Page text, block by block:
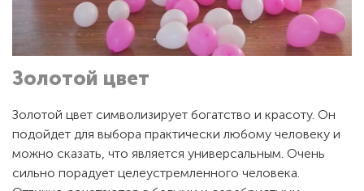
Золотой цвет
Золотой цвет символизирует богатство и красоту. Он
подойдет для выбора практически любому человеку и
можно сказать, что является универсальным. Очень
сильно порадует целеустремленного человека.